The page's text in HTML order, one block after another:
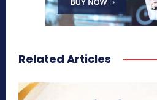
Related Articles